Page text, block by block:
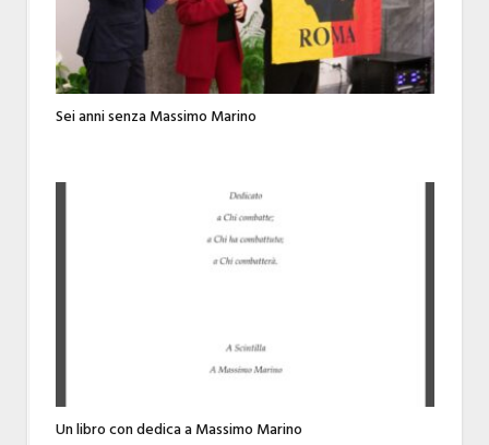
Sei anni senza Massimo Marino
Un libro con dedica a Massimo Marino